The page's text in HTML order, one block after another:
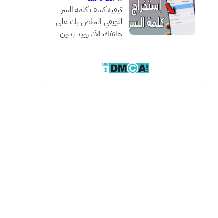
كيفية كشف كلمة السر
للويفي الخاص بك على
هاتفك الأندرويد بدون